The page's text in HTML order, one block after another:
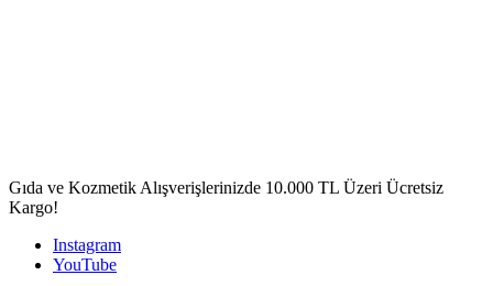
Gıda ve Kozmetik Alışverişlerinizde 10.000 TL Üzeri Ücretsiz
Kargo!
Instagram
YouTube